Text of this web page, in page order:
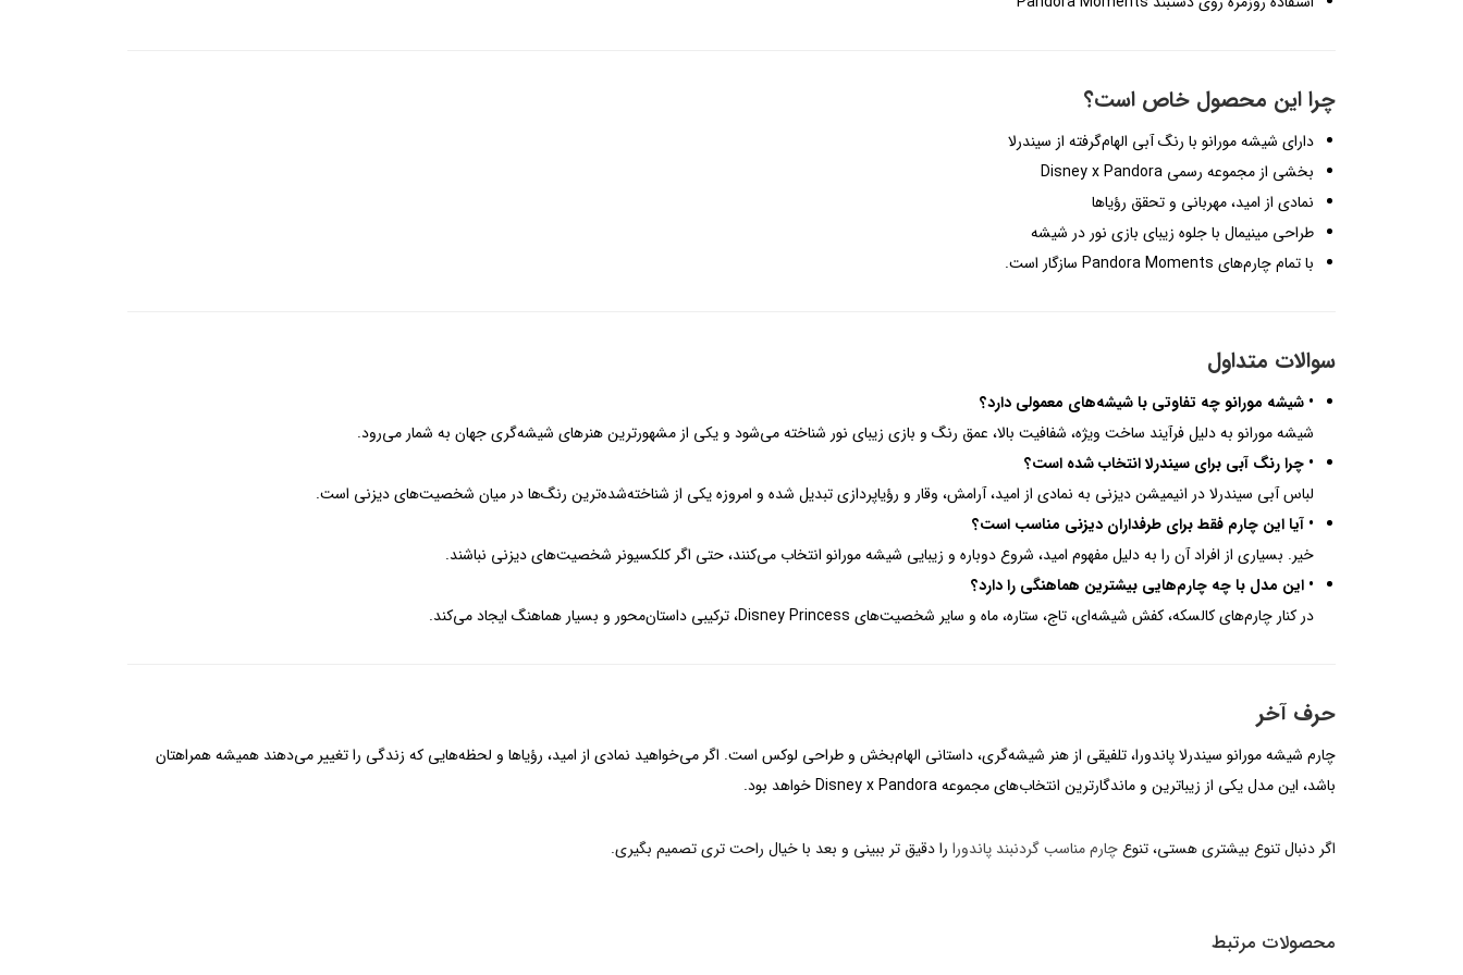
چرا این محصول خاص است؟
دارای شیشه مورانو با رنگ آبی الهام‌گرفته از سیندرلا
بخشی از مجموعه رسمی Disney x Pandora
نمادی از امید، مهربانی و تحقق رؤیاها
طراحی مینیمال با جلوه زیبای بازی نور در شیشه
با تمام چارم‌های Pandora Moments سازگار است.
سوالات متداول
• شیشه مورانو چه تفاوتی با شیشه‌های معمولی دارد؟
شیشه مورانو به دلیل فرآیند ساخت ویژه، شفافیت بالا، عمق رنگ و بازی زیبای نور شناخته می‌شود و یکی از مشهورترین هنرهای شیشه‌گری جهان به شمار می‌رود.
• چرا رنگ آبی برای سیندرلا انتخاب شده است؟
لباس آبی سیندرلا در انیمیشن دیزنی به نمادی از امید، آرامش، وقار و رؤیاپردازی تبدیل شده و امروزه یکی از شناخته‌شده‌ترین رنگ‌ها در میان شخصیت‌های دیزنی است.
• آیا این چارم فقط برای طرفداران دیزنی مناسب است؟
خیر. بسیاری از افراد آن را به دلیل مفهوم امید، شروع دوباره و زیبایی شیشه مورانو انتخاب می‌کنند، حتی اگر کلکسیونر شخصیت‌های دیزنی نباشند.
• این مدل با چه چارم‌هایی بیشترین هماهنگی را دارد؟
در کنار چارم‌های کالسکه، کفش شیشه‌ای، تاج، ستاره، ماه و سایر شخصیت‌های Disney Princess، ترکیبی داستان‌محور و بسیار هماهنگ ایجاد می‌کند.
حرف آخر
چارم شیشه مورانو سیندرلا پاندورا، تلفیقی از هنر شیشه‌گری، داستانی الهام‌بخش و طراحی لوکس است. اگر می‌خواهید نمادی از امید، رؤیاها و لحظه‌هایی که زندگی را تغییر می‌دهند همیشه همراهتان
باشد، این مدل یکی از زیباترین و ماندگارترین انتخاب‌های مجموعه Disney x Pandora خواهد بود.
اگر دنبال تنوع بیشتری هستی، تنوعچارم مناسب گردنبند پاندورا را دقیق تر ببینی و بعد با خیال راحت تری تصمیم بگیری.
محصولات مرتبط